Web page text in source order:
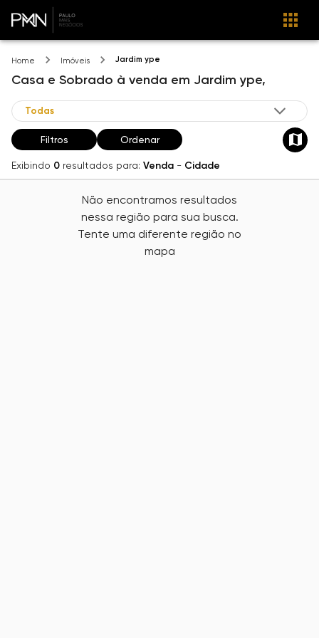
Home Imóveis Jardim ype
Casa e Sobrado à venda em Jardim ype,
Filtros Ordenar
Exibindo 0 resultados para: Venda - Cidade
Não encontramos resultados
nessa região para sua busca.
Tente uma diferente região no
mapa